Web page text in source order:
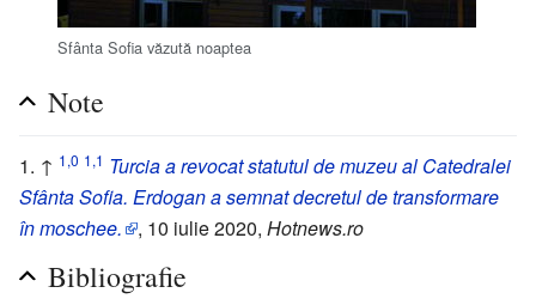
Sfânta Sofia văzută noaptea
Note
↑ 1,0 1,1 Turcia a revocat statutul de muzeu al Catedralei
Sfânta Sofia. Erdogan a semnat decretul de transformare
în moschee.
, 10 iulie 2020, Hotnews.ro
Bibliografie